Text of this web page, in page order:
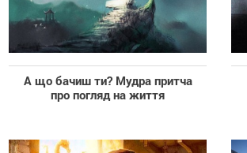
А що бачиш ти? Мудра притча
про погляд на життя